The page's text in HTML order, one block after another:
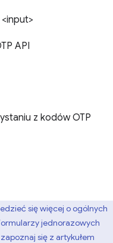
API
z kodów OTP
się więcej o ogólnych
jednorazowych
się z artykułem